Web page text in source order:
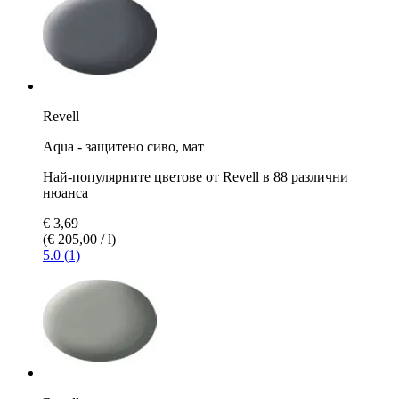
Revell
Aqua - защитено сиво, мат
Най-популярните цветове от Revell в 88 различни
нюанса
€ 3,69
(€ 205,00 / l)
5.0 (1)